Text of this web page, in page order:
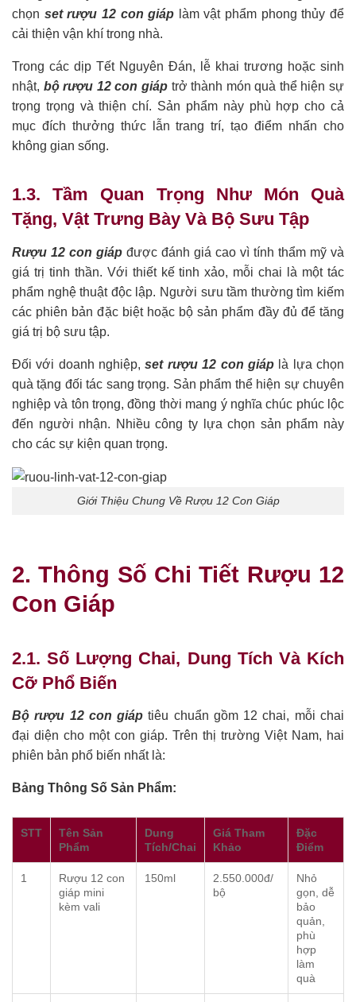
chọn set rượu 12 con giáp làm vật phẩm phong thủy để
cải thiện vận khí trong nhà.
Trong các dịp Tết Nguyên Đán, lễ khai trương hoặc sinh
nhật, bộ rượu 12 con giáptrở thành món quà thể hiện sự
trọng trọng và thiện chí. Sản phẩm này phù hợp cho cả
mục đích thưởng thức lẫn trang trí, tạo điểm nhấn cho
không gian sống.
1.3. Tầm Quan Trọng Như Món Quà
Tặng, Vật Trưng Bày Và Bộ Sưu Tập
Rượu 12 con giáp được đánh giá cao vì tính thẩm mỹ và
giá trị tinh thần. Với thiết kế tinh xảo, mỗi chai là một tác
phẩm nghệ thuật độc lập. Người sưu tầm thường tìm kiếm
các phiên bản đặc biệt hoặc bộ sản phẩm đầy đủ để tăng
giá trị bộ sưu tập.
Đối với doanh nghiệp,set rượu 12 con giáplà lựa chọn
quà tặng đối tác sang trọng. Sản phẩm thể hiện sự chuyên
nghiệp và tôn trọng, đồng thời mang ý nghĩa chúc phúc lộc
đến người nhận. Nhiều công ty lựa chọn sản phẩm này
cho các sự kiện quan trọng.
Giới Thiệu Chung Về Rượu 12 Con Giáp
2. Thông Số Chi Tiết Rượu 12
Con Giáp
2.1. Số Lượng Chai, Dung Tích Và Kích
Cỡ Phổ Biến
Bộ rượu 12 con giáp tiêu chuẩn gồm 12 chai, mỗi chai
đại diện cho một con giáp. Trên thị trường Việt Nam, hai
phiên bản phổ biến nhất là:
Bảng Thông Số Sản Phẩm:
STT
Tên Sản
Phẩm
Dung
Tích/Chai
Giá Tham
Khảo
Đặc
Điểm
1
Rượu 12 con
giáp mini
kèm vali
150ml
2.550.000đ/
bộ
Nhỏ
gọn, dễ
bảo
quản,
phù
hợp
làm
quà